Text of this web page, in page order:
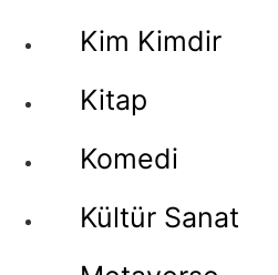
Kim Kimdir
Kitap
Komedi
Kültür Sanat